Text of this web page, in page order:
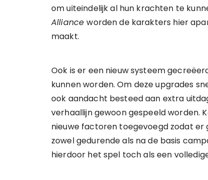
om uiteindelijk al hun krachten te
Allianceworden de karakters hier
maakt.
Ook is er een nieuw systeem
kunnen worden. Om deze upgrades
ook aandacht besteed aan extra
verhaallijn gewoon gespeeld worden.
nieuwe factoren toegevoegd zodat er
zowel gedurende als na de basis
hierdoor het spel toch als een